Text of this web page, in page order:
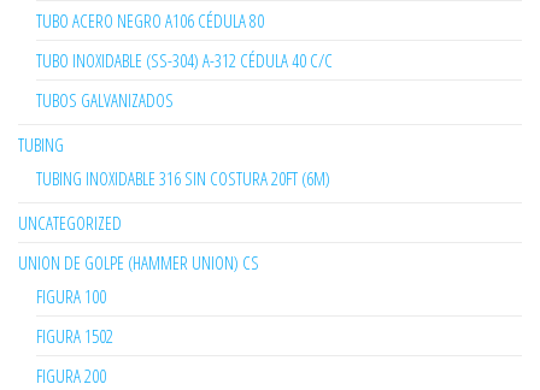
TUBO ACERO NEGRO A106 CÉDULA 80
TUBO INOXIDABLE (SS-304) A-312 CÉDULA 40 C/C
TUBOS GALVANIZADOS
TUBING
TUBING INOXIDABLE 316 SIN COSTURA 20FT (6M)
UNCATEGORIZED
UNION DE GOLPE (HAMMER UNION) CS
FIGURA 100
FIGURA 1502
FIGURA 200